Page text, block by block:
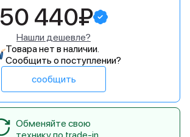
50 440₽
Нашли дешевле?
Товара нет в наличии.
Сообщить о поступлении?
сообщить
Обменяйте свою